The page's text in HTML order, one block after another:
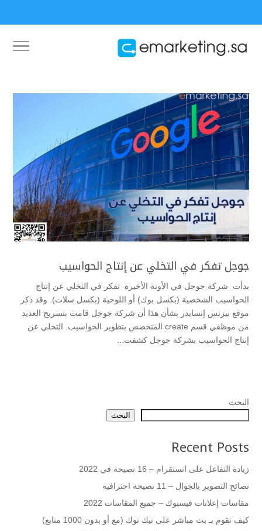
جوجل تفكر في التخلي عن إنتاج الحواسيب
بدأت شركة جوجل في الأونة الأخيرة تفكر في التخلي عن إنتاج
الحواسيب الشخصية (بكسل بوك) أو اللوحية (بكسل سلات). وقد ذكر
موقع بيزنس إنسايدر بشأن هذا أن شركة جوجل قامت بتسريح العديد
من موظفي قسم create المتخصص بتطوير الحواسيب. التخلي عن
إنتاج الحواسيب بشركة جوجل كشفت...
البحث
البحث
Recent Posts
زيادة التفاعل على انستقرام – 16 نصيحة في 2022
نصائح التصوير بالجوال – 11 نصيحة احترافية
مقاسات إعلانات فيسبوك – جميع المقاسات 2022
كيف تقوم بـ بث مباشر على تيك توك (مع أو بدون 1000 متابع)